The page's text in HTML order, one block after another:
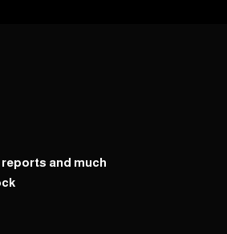
reports and much